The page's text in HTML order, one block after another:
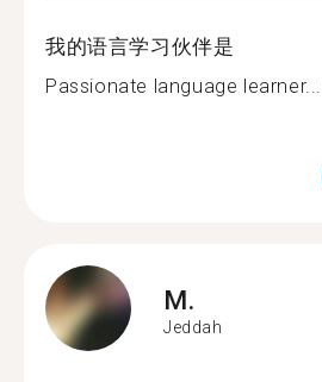
我的语言学习伙伴是
Passionate language learner...
M.
Jeddah